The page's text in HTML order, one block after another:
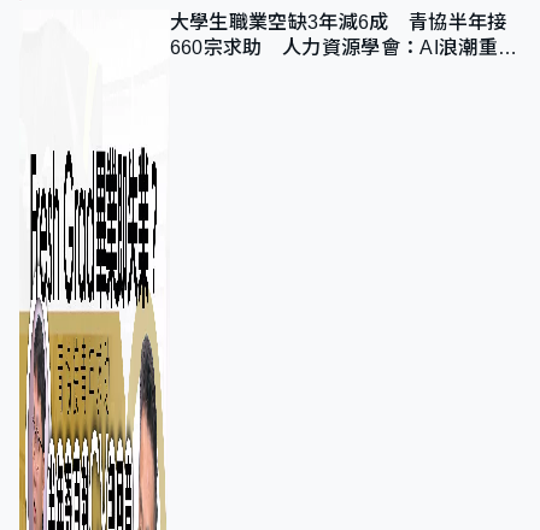
大學生職業空缺3年減6成 青協半年接
660宗求助 人力資源學會：AI浪潮重整